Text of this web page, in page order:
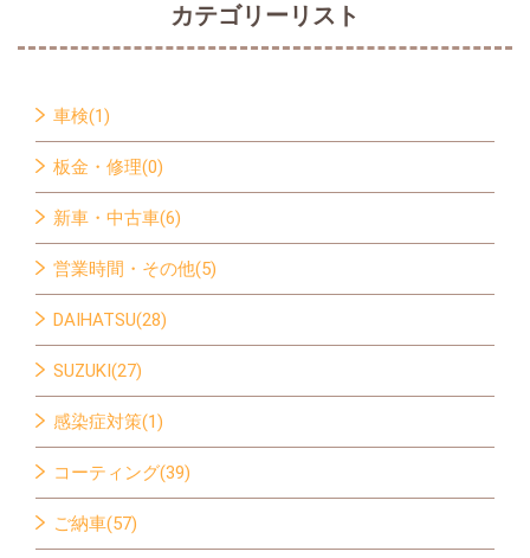
カテゴリーリスト
車検(1)
板金・修理(0)
新車・中古車(6)
営業時間・その他(5)
DAIHATSU(28)
SUZUKI(27)
感染症対策(1)
コーティング(39)
ご納車(57)